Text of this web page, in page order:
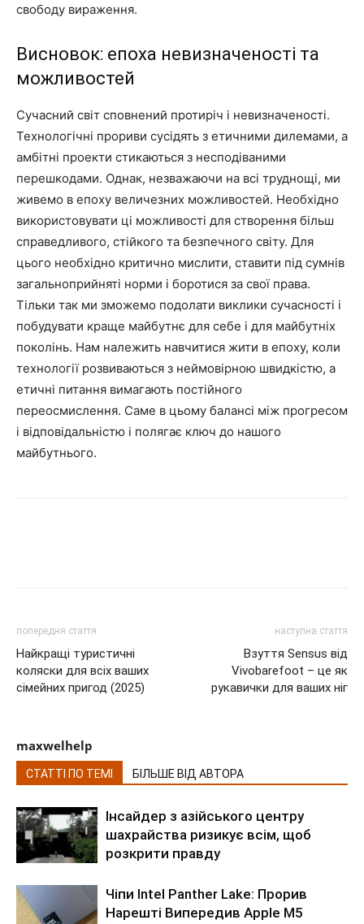
свободу вираження.
Висновок: епоха невизначеності та
можливостей
Сучасний світ сповнений протиріч і невизначеності.
Технологічні прориви сусідять з етичними дилемами, а
амбітні проекти стикаються з несподіваними
перешкодами. Однак, незважаючи на всі труднощі, ми
живемо в епоху величезних можливостей. Необхідно
використовувати ці можливості для створення більш
справедливого, стійкого та безпечного світу. Для
цього необхідно критично мислити, ставити під сумнів
загальноприйняті норми і боротися за свої права.
Тільки так ми зможемо подолати виклики сучасності і
побудувати краще майбутнє для себе і для майбутніх
поколінь. Нам належить навчитися жити в епоху, коли
технології розвиваються з неймовірною швидкістю, а
етичні питання вимагають постійного
переосмислення. Саме в цьому балансі між прогресом
і відповідальністю і полягає ключ до нашого
майбутнього.
попередня стаття
Найкращі туристичні
коляски для всіх ваших
сімейних пригод (2025)
наступна стаття
Взуття Sensus від
Vivobarefoot – це як
рукавички для ваших ніг
maxwelhelp
СТАТТІ ПО ТЕМІ БІЛЬШЕ ВІД АВТОРА
Інсайдер з азійського центру
шахрайства ризикує всім, щоб
розкрити правду
Чіпи Intel Panther Lake: Прорив
Нарешті Випередив Apple M5